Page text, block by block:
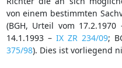
von einem bestimmten
(BGH, Urteil vom 17.2.1970
14.1.1993 – IX ZR 234/09;
375/98). Dies ist vorliegend